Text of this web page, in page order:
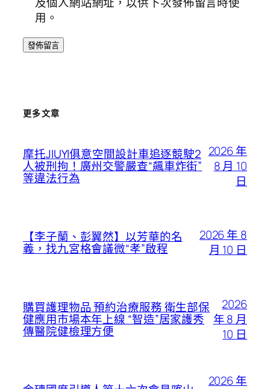
用。
更多文章
摩托JIUYI俱意空間設計車追逐競駛2
人被刑拘！廣州交警嚴查“飆車炸街”
等違法行為
2026 年
8 月 10
日
【李子蘭、彭翼然】以芳華的名
義，找九宮格會議微“孝”啟程
2026 年 8
月 10 日
購買護理物品 預約治療服務 衛生部保
健應用市場本年上線 “智造”居家護秀
傳醫院健檢理方便
2026
年 8 月
10 日
2026 年